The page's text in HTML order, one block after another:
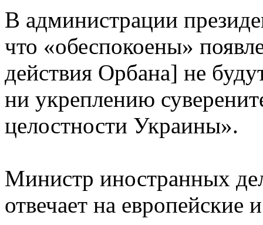
В администрации
что «обеспокоены»
действия Орбана] не
ни укреплению
целостности Украины».
Министр иностранных
отвечает на европейские